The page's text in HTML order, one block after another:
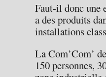
Faut-il donc une
a des produits
installations
La Com’Com’
150 personnes,